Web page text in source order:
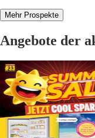
Mehr Prospekte
Angebote der